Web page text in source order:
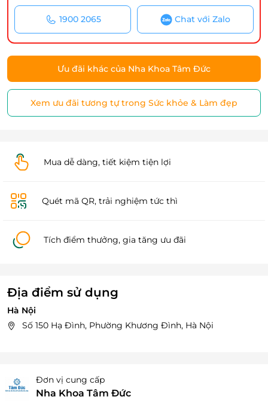
1900 2065 Chat với Zalo
Ưu đãi khác của Nha Khoa Tâm Đức
Xem ưu đãi tương tự trong Sức khỏe & Làm đẹp
Mua dễ dàng, tiết kiệm tiện lợi
Quét mã QR, trải nghiệm tức thì
Tích điểm thưởng, gia tăng ưu đãi
Địa điểm sử dụng
Hà Nội
Số 150 Hạ Đình, Phường Khương Đình, Hà Nội
Đơn vị cung cấp
Nha Khoa Tâm Đức